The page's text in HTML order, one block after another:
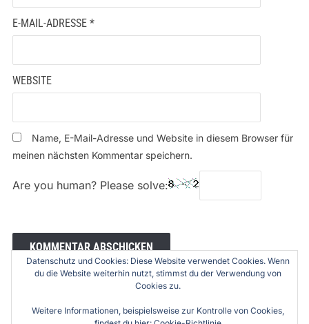
E-MAIL-ADRESSE *
WEBSITE
Name, E-Mail-Adresse und Website in diesem Browser für
meinen nächsten Kommentar speichern.
Are you human? Please solve:
Datenschutz und Cookies: Diese Website verwendet Cookies. Wenn
du die Website weiterhin nutzt, stimmst du der Verwendung von
Cookies zu.
Weitere Informationen, beispielsweise zur Kontrolle von Cookies,